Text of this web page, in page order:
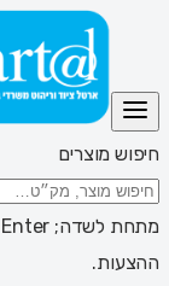
חיפוש מוצרים
ההצעות.